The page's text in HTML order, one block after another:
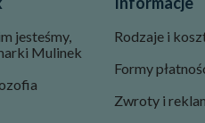
jesteśmy,
Mulinek
Rodzaje i
Formy
Zwroty i